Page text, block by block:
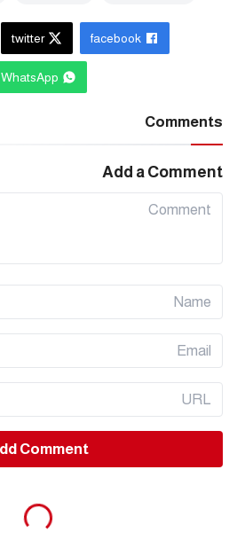
facebook
twitter
WhatsApp
Comments
Add a Comment
g
.